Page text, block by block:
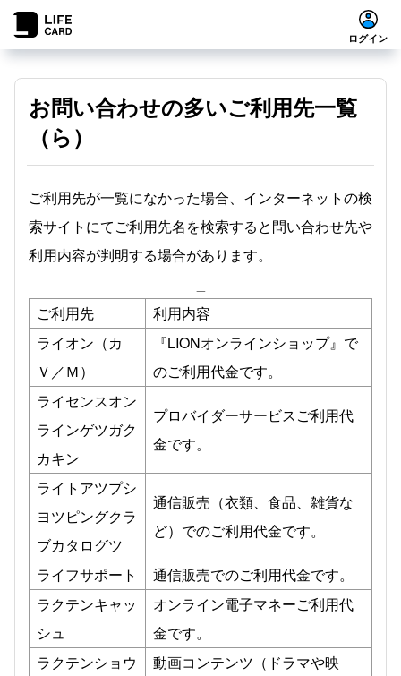
ログイン
お問い合わせの多いご利用先一覧
（ら）
ご利用先が一覧になかった場合、インターネットの検
索サイトにてご利用先名を検索すると問い合わせ先や
利用内容が判明する場合があります。
ご利用先
利用内容
ライオン（カ
Ｖ／Ｍ）
『LIONオンラインショップ』で
のご利用代金です。
ライセンスオン
ラインゲツガク
カキン
プロバイダーサービスご利用代
金です。
ライトアツプシ
ヨツピングクラ
ブカタログツ
通信販売（衣類、食品、雑貨な
ど）でのご利用代金です。
ライフサポート
通信販売でのご利用代金です。
ラクテンキャッ
シュ
オンライン電子マネーご利用代
金です。
ラクテンショウ
動画コンテンツ（ドラマや映